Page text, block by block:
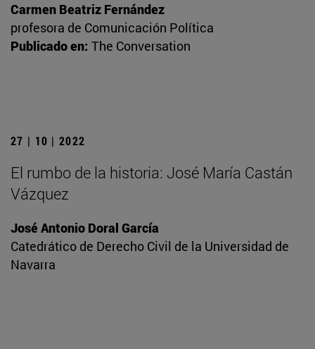
Carmen Beatriz Fernández
profesora de Comunicación Política
Publicado en: The Conversation
27 | 10 | 2022
El rumbo de la historia: José María Castán
Vázquez
José Antonio Doral García
Catedrático de Derecho Civil de la Universidad de
Navarra